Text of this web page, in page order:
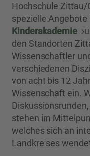
Hochschule Zittau/
spezielle Angebote
Kinderakademie
den Standorten
Wissenschaftler
verschiedenen
von acht bis 12
Wissenschaft ein.
stehen im
welches sich an
Landkreises